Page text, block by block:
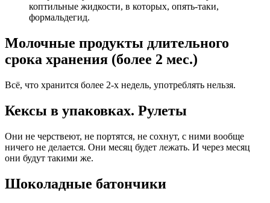
коптильные жидкости, в которых, опять-таки,
формальдегид.
Молочные продукты длительного
срока хранения (более 2 мес.)
Всё, что хранится более 2-х недель, употреблять нельзя.
Кексы в упаковках. Рулеты
Они не черствеют, не портятся, не сохнут, с ними вообще
ничего не делается. Они месяц будет лежать. И через месяц
они будут такими же.
Шоколадные батончики